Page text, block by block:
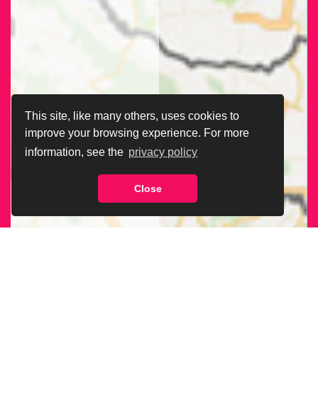
This site, like many others, uses cookies to
improve your browsing experience. For more
information, see the privacy policy
Close